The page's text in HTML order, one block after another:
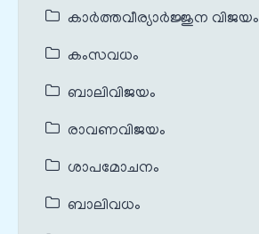
കാർത്തവീര്യാർജ്ജുന വിജയം
കംസവധം
ബാലിവിജയം
രാവണവിജയം
ശാപമോചനം
ബാലിവധം